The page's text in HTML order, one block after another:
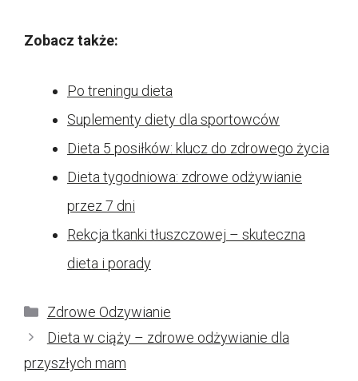
Zobacz także:
Po treningu dieta
Suplementy diety dla sportowców
Dieta 5 posiłków: klucz do zdrowego życia
Dieta tygodniowa: zdrowe odżywianie
przez 7 dni
Rekcja tkanki tłuszczowej – skuteczna
dieta i porady
Kategorie
Zdrowe Odzywianie
Dieta w ciąży – zdrowe odżywianie dla
przyszłych mam